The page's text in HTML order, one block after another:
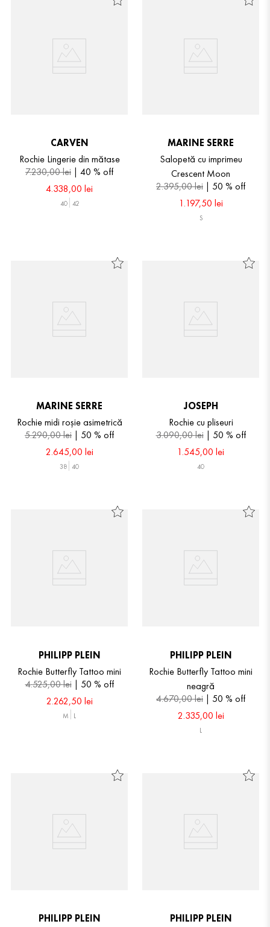
CARVEN
Rochie Lingerie din mătase
7.230,00lei 40 % off
4.338,00 lei
40 42
MARINE SERRE
Salopetă cu imprimeu
Crescent Moon
2.395,00lei 50 % off
1.197,50 lei
S
MARINE SERRE
Rochie midi roșie asimetrică
5.290,00lei 50 % off
2.645,00 lei
38 40
JOSEPH
Rochie cu pliseuri
3.090,00lei 50 % off
1.545,00 lei
40
PHILIPP PLEIN
Rochie Butterfly Tattoo mini
4.525,00lei 50 % off
2.262,50 lei
M L
PHILIPP PLEIN
Rochie Butterfly Tattoo mini
neagră
4.670,00lei 50 % off
2.335,00 lei
L
PHILIPP PLEIN
PHILIPP PLEIN